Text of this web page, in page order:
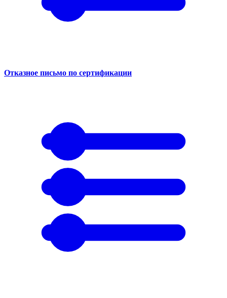
Отказное письмо по сертификации